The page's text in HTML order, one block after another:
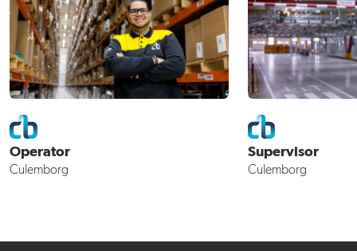
Operator
Culemborg
Supervisor
Culemborg